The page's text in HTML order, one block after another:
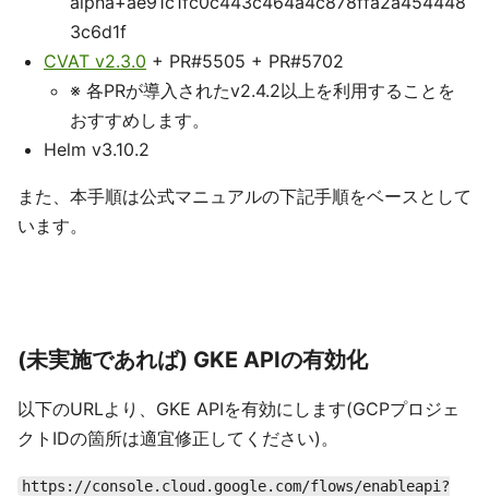
3c6d1f
CVAT v2.3.0 + PR#5505 + PR#5702
※ 各PRが導入されたv2.4.2以上を利用することを
おすすめします。
Helm v3.10.2
また、本手順は公式マニュアルの下記手順をベースとして
います。
(未実施であれば) GKE APIの有効化
以下のURLより、GKE APIを有効にします(GCPプロジェ
クトIDの箇所は適宜修正してください)。
https://console.cloud.google.com/flows/enableapi?